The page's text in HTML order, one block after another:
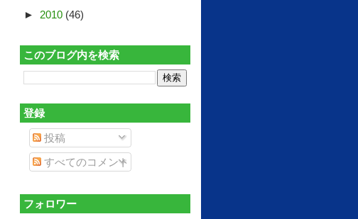
► 2010 (46)
このブログ内を検索
登録
投稿
すべてのコメント
フォロワー